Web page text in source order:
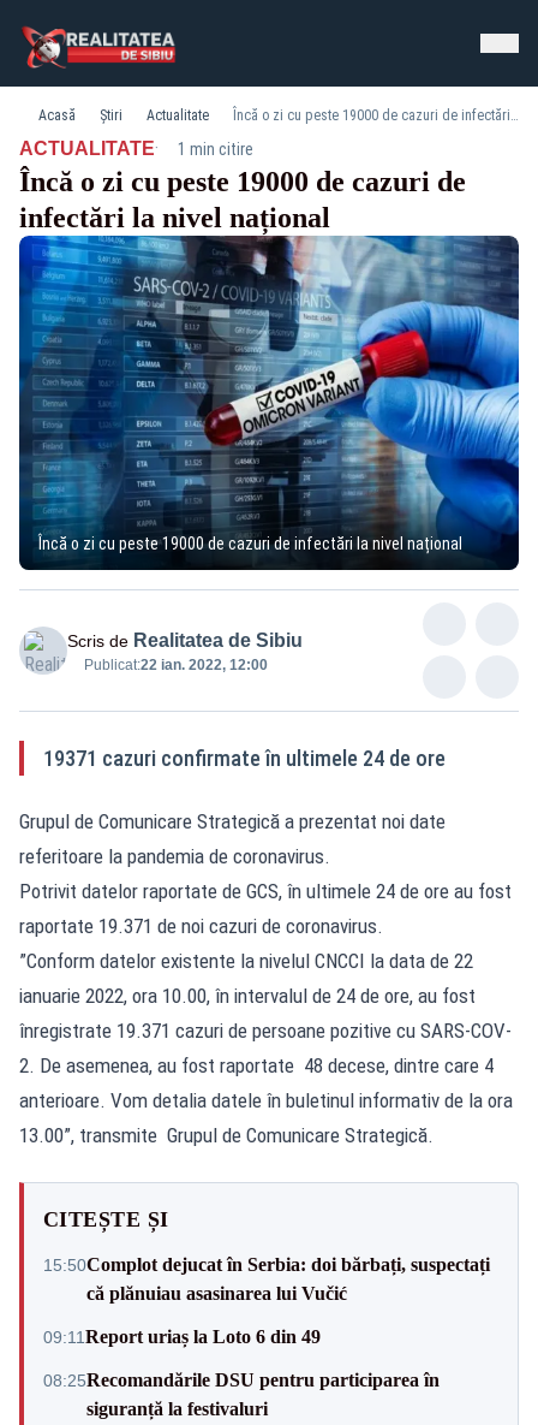
Acasă Știri Actualitate Încă o zi cu peste 19000 de cazuri de infectări la nivel național
ACTUALITATE· 1 min citire
Încă o zi cu peste 19000 de cazuri de
infectări la nivel național
Încă o zi cu peste 19000 de cazuri de infectări la nivel național
Scris de Realitatea de Sibiu
Publicat:22 ian. 2022, 12:00
19371 cazuri confirmate în ultimele 24 de ore
Grupul de Comunicare Strategică a prezentat noi date
referitoare la pandemia de coronavirus.
Potrivit datelor raportate de GCS, în ultimele 24 de ore au fost
raportate 19.371 de noi cazuri de coronavirus.
”Conform datelor existente la nivelul CNCCI la data de 22
ianuarie 2022, ora 10.00, în intervalul de 24 de ore, au fost
înregistrate 19.371 cazuri de persoane pozitive cu SARS-COV-
2. De asemenea, au fost raportate 48 decese, dintre care 4
anterioare. Vom detalia datele în buletinul informativ de la ora
13.00”, transmite Grupul de Comunicare Strategică.
CITEȘTE ȘI
15:50Complot dejucat în Serbia: doi bărbați, suspectați
că plănuiau asasinarea lui Vučić
09:11Report uriaș la Loto 6 din 49
08:25Recomandările DSU pentru participarea în
siguranță la festivaluri